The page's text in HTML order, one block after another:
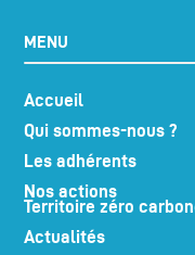
MENU
Accueil
Qui sommes-nous ?
Les adhérents
Nos actions
Territoire zéro
Actualités